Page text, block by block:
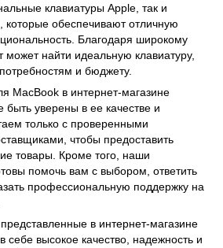
клавиатуры Apple, так и
которые обеспечивают отличную
Благодаря широкому
может найти идеальную клавиатуру,
и бюджету.
MacBook в интернет-магазине
уверены в ее качестве и
только с проверенными
чтобы предоставить
товары. Кроме того, наши
помочь вам с выбором, ответить
профессиональную поддержку на
в интернет-магазине
себе высокое качество, надежность и